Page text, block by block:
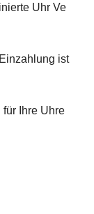
Uhr Ve
ist
Ihre Uhre